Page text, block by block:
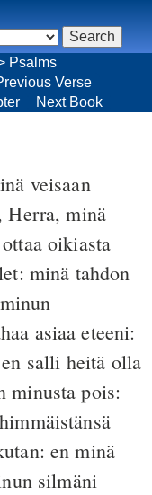
Psalms
Verse
Next Book
veisaan
Herra, minä
oikiasta
minä tahdon
asiaa eteeni:
salli heitä olla
minusta pois:
en minä
silmäni